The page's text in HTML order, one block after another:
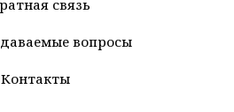
связь
вопросы
Контакты